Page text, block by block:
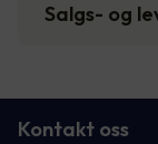
Salgs- og
Kontakt oss